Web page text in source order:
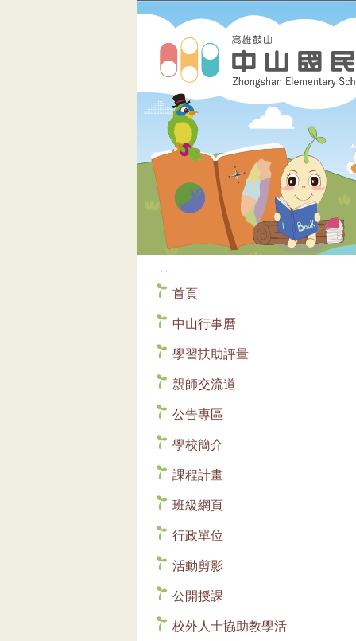
:::
首頁
中山行事曆
學習扶助評量
親師交流道
公告專區
學校簡介
課程計畫
班級網頁
行政單位
活動剪影
公開授課
校外人士協助教學活